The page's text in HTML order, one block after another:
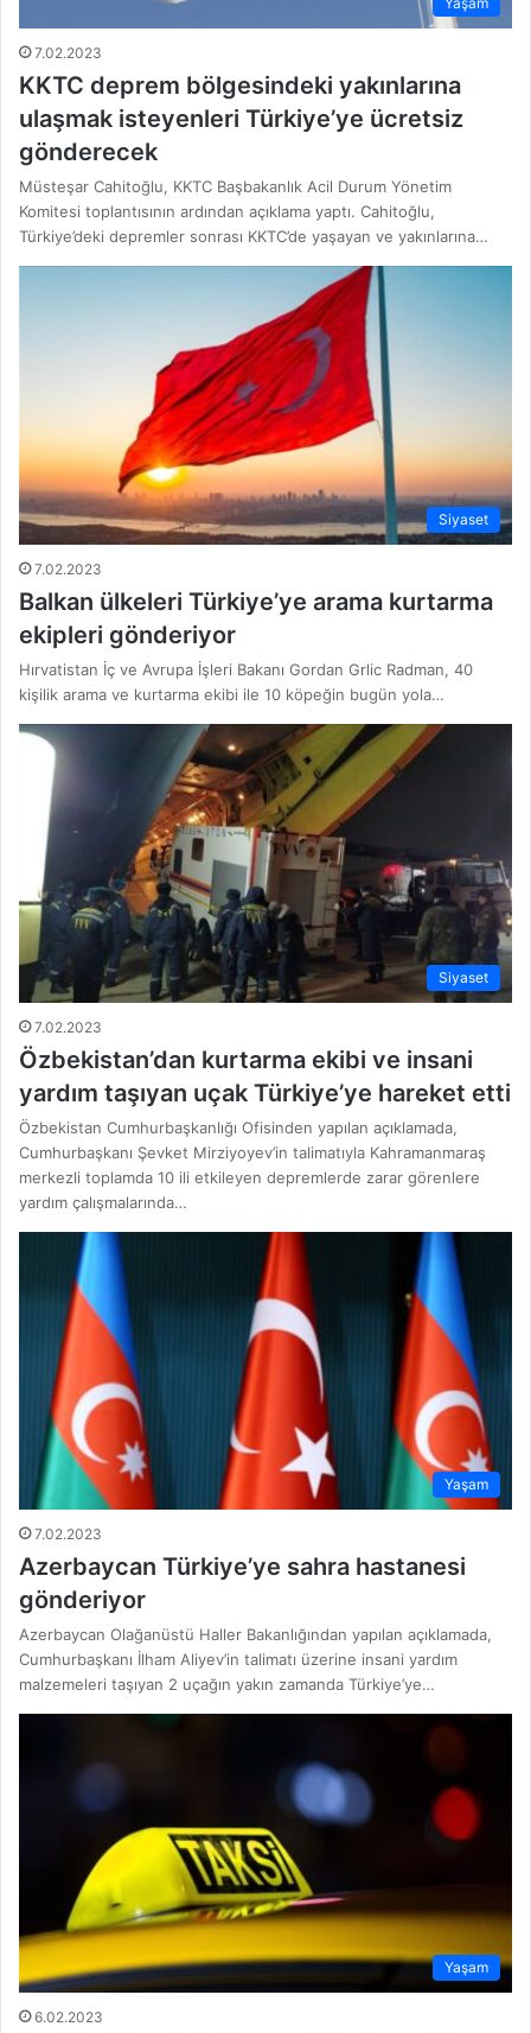
7.02.2023
KKTC deprem bölgesindeki yakınlarına
ulaşmak isteyenleri Türkiye’ye ücretsiz
gönderecek
Müsteşar Cahitoğlu, KKTC Başbakanlık Acil Durum Yönetim
Komitesi toplantısının ardından açıklama yaptı. Cahitoğlu,
Türkiye’deki depremler sonrası KKTC’de yaşayan ve yakınlarına…
Siyaset
7.02.2023
Balkan ülkeleri Türkiye’ye arama kurtarma
ekipleri gönderiyor
Hırvatistan İç ve Avrupa İşleri Bakanı Gordan Grlic Radman, 40
kişilik arama ve kurtarma ekibi ile 10 köpeğin bugün yola…
Siyaset
7.02.2023
Özbekistan’dan kurtarma ekibi ve insani
yardım taşıyan uçak Türkiye’ye hareket etti
Özbekistan Cumhurbaşkanlığı Ofisinden yapılan açıklamada,
Cumhurbaşkanı Şevket Mirziyoyev’in talimatıyla Kahramanmaraş
merkezli toplamda 10 ili etkileyen depremlerde zarar görenlere
yardım çalışmalarında…
Yaşam
7.02.2023
Azerbaycan Türkiye’ye sahra hastanesi
gönderiyor
Azerbaycan Olağanüstü Haller Bakanlığından yapılan açıklamada,
Cumhurbaşkanı İlham Aliyev’in talimatı üzerine insani yardım
malzemeleri taşıyan 2 uçağın yakın zamanda Türkiye’ye…
Yaşam
6.02.2023